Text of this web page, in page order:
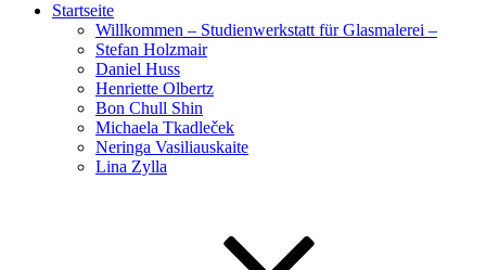
Startseite
Willkommen – Studienwerkstatt für Glasmalerei –
Stefan Holzmair
Daniel Huss
Henriette Olbertz
Bon Chull Shin
Michaela Tkadleček
Neringa Vasiliauskaite
Lina Zylla